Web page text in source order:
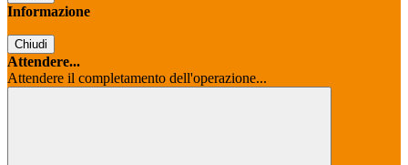
Informazione
Chiudi
Attendere...
Attendere il completamento dell'operazione...